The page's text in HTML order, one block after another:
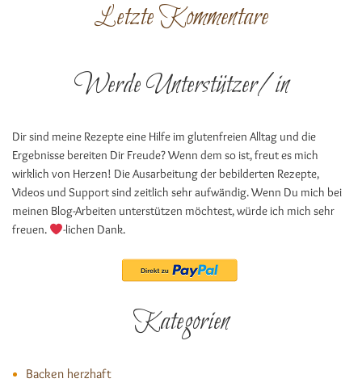
Letzte Kommentare
Werde Unterstützer/in
Dir sind meine Rezepte eine Hilfe im glutenfreien Alltag und die
Ergebnisse bereiten Dir Freude? Wenn dem so ist, freut es mich
wirklich von Herzen! Die Ausarbeitung der bebilderten Rezepte,
Videos und Support sind zeitlich sehr aufwändig. Wenn Du mich bei
meinen Blog-Arbeiten unterstützen möchtest, würde ich mich sehr
freuen.
-lichen Dank.
Kategorien
Backen herzhaft